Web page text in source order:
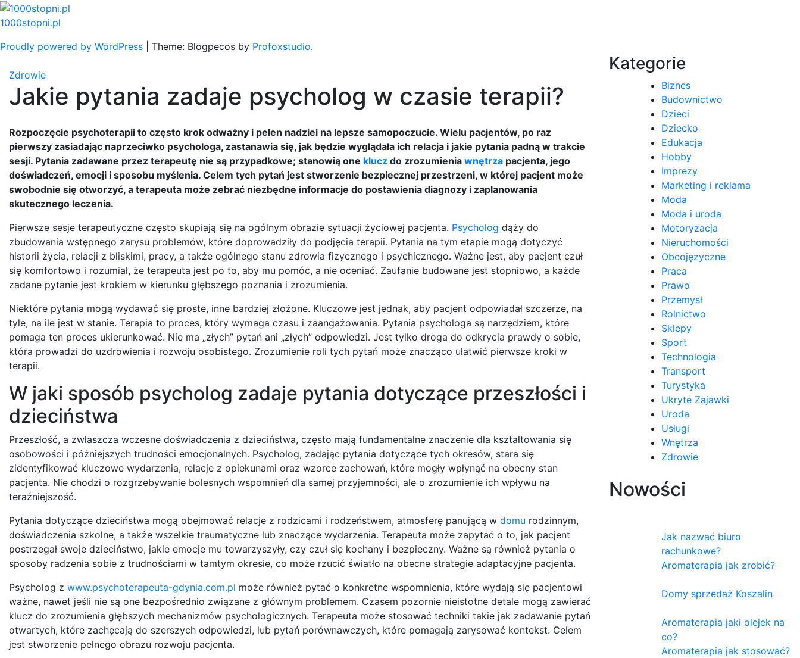
Skip
to
1000stopni.pl
Proudly powered by WordPress
Theme: Blogpecos by Profoxstudio.
Zdrowie
Jakie pytania zadaje psycholog w czasie terapii?
Rozpoczęcie psychoterapii to często krok odważny i pełen nadziei na lepsze samopoczucie. Wielu pacjentów, po raz
pierwszy zasiadając naprzeciwko psychologa, zastanawia się, jak będzie wyglądała ich relacja i jakie pytania padną w trakcie
sesji. Pytania zadawane przez terapeutę nie są przypadkowe; stanowią one klucz do zrozumienia wnętrza pacjenta, jego
doświadczeń, emocji i sposobu myślenia. Celem tych pytań jest stworzenie bezpiecznej przestrzeni, w której pacjent może
swobodnie się otworzyć, a terapeuta może zebrać niezbędne informacje do postawienia diagnozy i zaplanowania
skutecznego leczenia.
Pierwsze sesje terapeutyczne często skupiają się na ogólnym obrazie sytuacji życiowej pacjenta. Psycholog dąży do
zbudowania wstępnego zarysu problemów, które doprowadziły do podjęcia terapii. Pytania na tym etapie mogą dotyczyć
historii życia, relacji z bliskimi, pracy, a także ogólnego stanu zdrowia fizycznego i psychicznego. Ważne jest, aby pacjent czuł
się komfortowo i rozumiał, że terapeuta jest po to, aby mu pomóc, a nie oceniać. Zaufanie budowane jest stopniowo, a każde
zadane pytanie jest krokiem w kierunku głębszego poznania i zrozumienia.
Niektóre pytania mogą wydawać się proste, inne bardziej złożone. Kluczowe jest jednak, aby pacjent odpowiadał szczerze, na
tyle, na ile jest w stanie. Terapia to proces, który wymaga czasu i zaangażowania. Pytania psychologa są narzędziem, które
pomaga ten proces ukierunkować. Nie ma „złych” pytań ani „złych” odpowiedzi. Jest tylko droga do odkrycia prawdy o sobie,
która prowadzi do uzdrowienia i rozwoju osobistego. Zrozumienie roli tych pytań może znacząco ułatwić pierwsze kroki w
terapii.
W jaki sposób psycholog zadaje pytania dotyczące przeszłości i
dzieciństwa
Przeszłość, a zwłaszcza wczesne doświadczenia z dzieciństwa, często mają fundamentalne znaczenie dla kształtowania się
osobowości i późniejszych trudności emocjonalnych. Psycholog, zadając pytania dotyczące tych okresów, stara się
zidentyfikować kluczowe wydarzenia, relacje z opiekunami oraz wzorce zachowań, które mogły wpłynąć na obecny stan
pacjenta. Nie chodzi o rozgrzebywanie bolesnych wspomnień dla samej przyjemności, ale o zrozumienie ich wpływu na
teraźniejszość.
Pytania dotyczące dzieciństwa mogą obejmować relacje z rodzicami i rodzeństwem, atmosferę panującą w domu rodzinnym,
doświadczenia szkolne, a także wszelkie traumatyczne lub znaczące wydarzenia. Terapeuta może zapytać o to, jak pacjent
postrzegał swoje dzieciństwo, jakie emocje mu towarzyszyły, czy czuł się kochany i bezpieczny. Ważne są również pytania o
sposoby radzenia sobie z trudnościami w tamtym okresie, co może rzucić światło na obecne strategie adaptacyjne pacjenta.
Psycholog z www.psychoterapeuta-gdynia.com.pl może również pytać o konkretne wspomnienia, które wydają się pacjentowi
ważne, nawet jeśli nie są one bezpośrednio związane z głównym problemem. Czasem pozornie nieistotne detale mogą zawierać
klucz do zrozumienia głębszych mechanizmów psychologicznych. Terapeuta może stosować techniki takie jak zadawanie pytań
otwartych, które zachęcają do szerszych odpowiedzi, lub pytań porównawczych, które pomagają zarysować kontekst. Celem
jest stworzenie pełnego obrazu rozwoju pacjenta.
Kategorie
Biznes
Budownictwo
Dzieci
Dziecko
Edukacja
Hobby
Imprezy
Marketing i reklama
Moda
Moda i uroda
Motoryzacja
Nieruchomości
Obcojęzyczne
Praca
Prawo
Przemysł
Rolnictwo
Sklepy
Sport
Technologia
Transport
Turystyka
Ukryte Zajawki
Uroda
Usługi
Wnętrza
Zdrowie
Nowości
Jak nazwać biuro
rachunkowe?
Aromaterapia jak zrobić?
Domy sprzedaż Koszalin
Aromaterapia jaki olejek na
co?
Aromaterapia jak stosować?